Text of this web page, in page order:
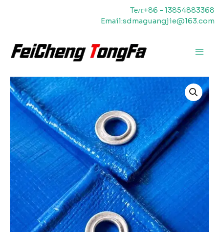
Тел:+86 - 13854883368
Email:sdmaguangjie@163.com
меню